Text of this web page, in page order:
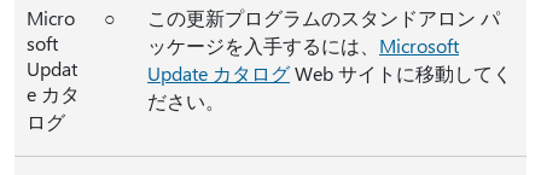
Micro
soft
Updat
e カタ
ログ
○
この更新プログラムのスタンドアロン パ
ッケージを入手するには、 Microsoft
Update カタログWeb サイトに移動してく
ださい。